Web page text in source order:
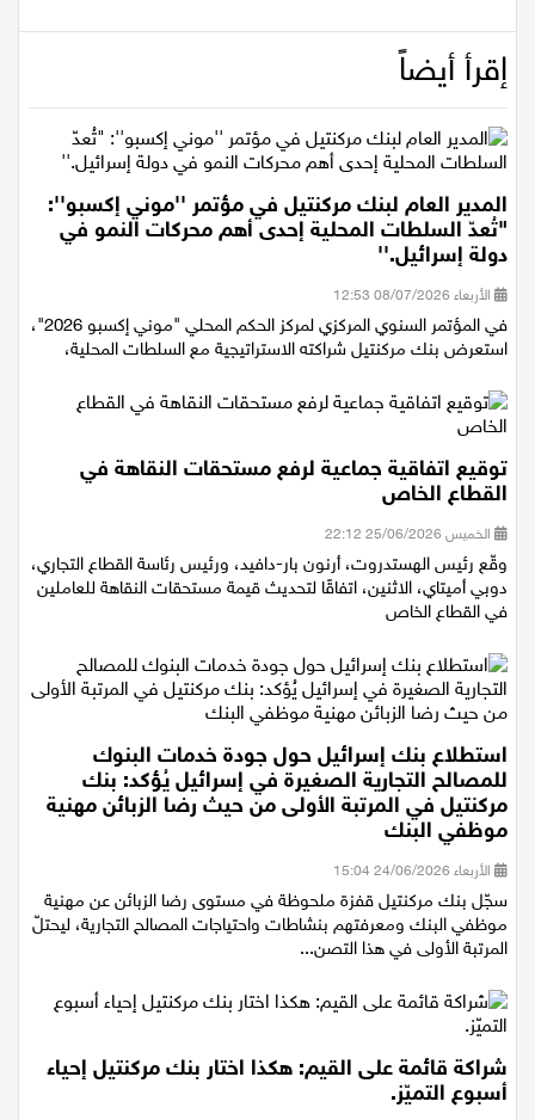
إقرأ أيضاً
المدير العام لبنك مركنتيل في مؤتمر ''موني إكسبو'':
"تُعدّ السلطات المحلية إحدى أهم محركات النمو في
دولة إسرائيل.''
الأربعاء 08/07/2026 12:53
توقيع اتفاقية جماعية لرفع مستحقات النقاهة في
القطاع الخاص
الخميس 25/06/2026 22:12
وقّع رئيس الهستدروت، أرنون بار-دافيد، ورئيس رئاسة القطاع التجاري،
دوبي أميتاي، الاثنين، اتفاقًا لتحديث قيمة مستحقات النقاهة للعاملين
استطلاع بنك إسرائيل حول جودة خدمات البنوك
للمصالح التجارية الصغيرة في إسرائيل يُؤكد: بنك
مركنتيل في المرتبة الأولى من حيث رضا الزبائن مهنية
موظفي البنك
الأربعاء 24/06/2026 15:04
سجّل بنك مركنتيل قفزة ملحوظة في مستوى رضا الزبائن عن مهنية
موظفي البنك ومعرفتهم بنشاطات واحتياجات المصالح التجارية، ليحتلّ
شراكة قائمة على القيم: هكذا اختار بنك مركنتيل إحياء